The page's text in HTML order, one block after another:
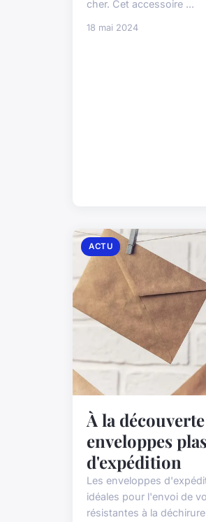
cher. Cet accessoire ...
18 mai 2024
ACTU
À la
enveloppes
d'expédition
Les enveloppes
idéales pour l'envoi de
résistantes à la